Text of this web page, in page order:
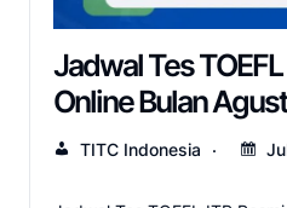
Jadwal Tes
Online Bulan
TITC Indonesia